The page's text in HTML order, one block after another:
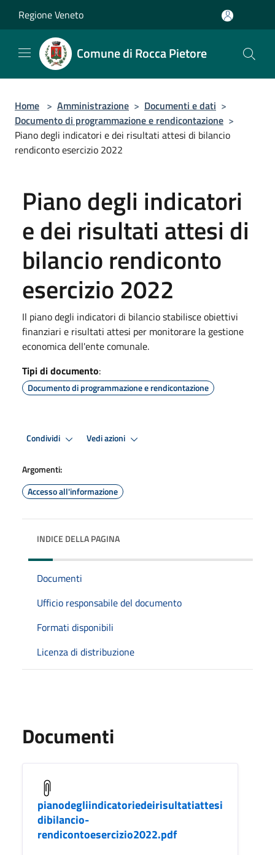
Regione Veneto
Comune di Rocca Pietore
Home > Amministrazione > Documenti e dati >
Documento di programmazione e rendicontazione >
Piano degli indicatori e dei risultati attesi di bilancio
rendiconto esercizio 2022
Piano degli indicatori
e dei risultati attesi di
bilancio rendiconto
esercizio 2022
Il piano degli indicatori di bilancio stabilisce obiettivi
finanziari e risultati attesi per monitorare la gestione
economica dell'ente comunale.
Tipi di documento:
Documento di programmazione e rendicontazione
Condividi Vedi azioni
Argomenti:
Accesso all'informazione
INDICE DELLA PAGINA
Documenti
Ufficio responsabile del documento
Formati disponibili
Licenza di distribuzione
Documenti
pianodegliindicatoriedeirisultatiattesi
dibilancio-
rendicontoesercizio2022.pdf